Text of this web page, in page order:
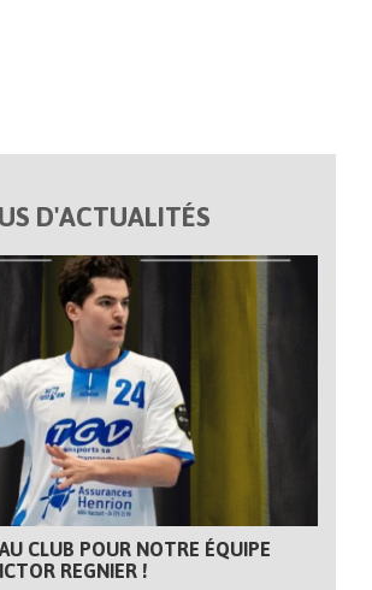
D'ACTUALITÉS
CLUB POUR NOTRE ÉQUIPE
REGNIER !